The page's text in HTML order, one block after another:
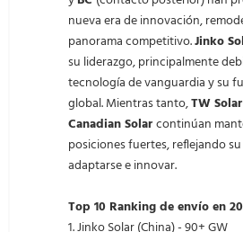
nueva era de innovación,
panorama competitivo.Jinko
su liderazgo, principalmente
tecnología de vanguardia y su
global. Mientras tanto,TW Solar
Canadian Solarcontinúan
posiciones fuertes, reflejando
adaptarse e innovar.
Top 10 Ranking de envío en